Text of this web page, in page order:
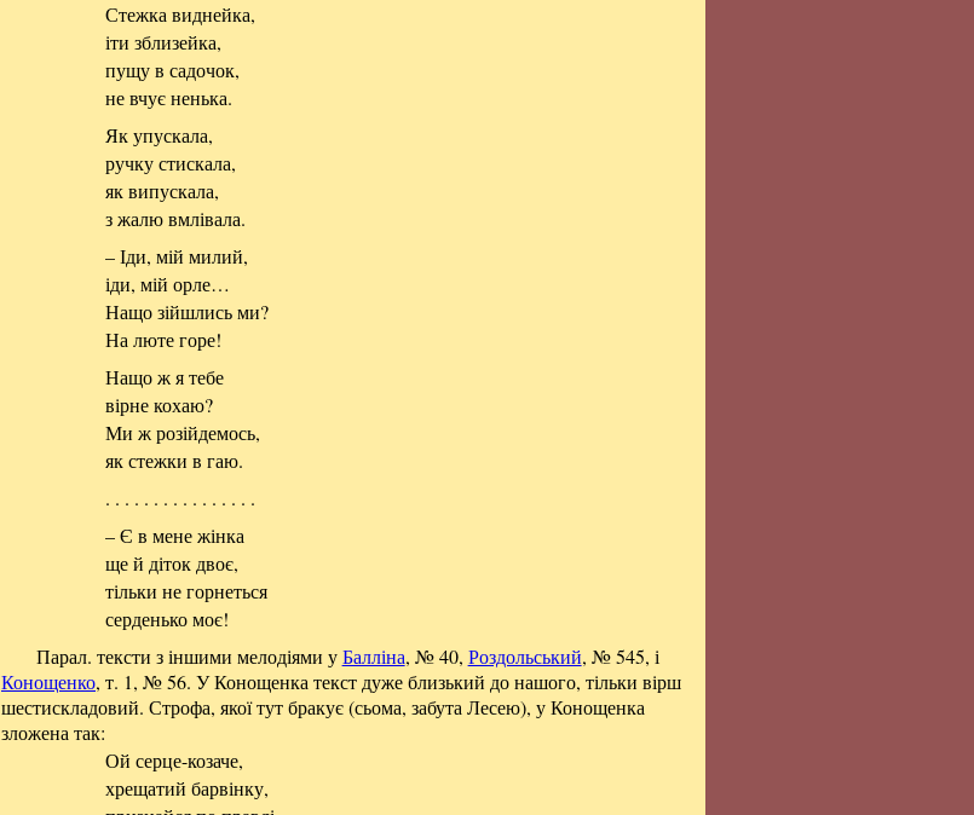
Стежка виднейка,
іти зблизейка,
пущу в садочок,
не вчує ненька.
Як упускала,
ручку стискала,
як випускала,
з жалю вмлівала.
– Іди, мій милий,
іди, мій орле…
Нащо зійшлись ми?
На люте горе!
Нащо ж я тебе
вірне кохаю?
Ми ж розійдемось,
як стежки в гаю.
. . . . . . . . . . . . . . . .
– Є в мене жінка
ще й діток двоє,
тільки не горнеться
серденько моє!
Парал. тексти з іншими мелодіями уБалліна, № 40, Роздольський, № 545, і
Конощенко, т. 1, № 56. У Конощенка текст дуже близький до нашого, тільки вірш
шестискладовий. Строфа, якої тут бракує (сьома, забута Лесею), у Конощенка
зложена так:
Ой серце-козаче,
хрещатий барвінку,